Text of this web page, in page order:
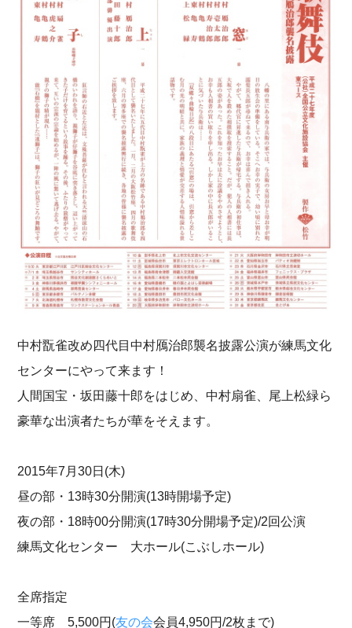
中村翫雀改め四代目中村鴈治郎襲名披露公演が練馬文化
センターにやって来ます！
人間国宝・坂田藤十郎をはじめ、中村扇雀、尾上松緑ら
豪華な出演者たちが華をそえます。
2015年7月30日(木)
昼の部・13時30分開演(13時開場予定)
夜の部・18時00分開演(17時30分開場予定)/2回公演
練馬文化センター 大ホール(こぶしホール)
全席指定
一等席 5,500円(友の会会員4,950円/2枚まで)